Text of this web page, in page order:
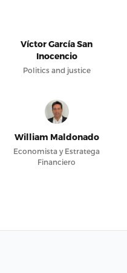
Víctor García San
Inocencio
Politics and justice
William Maldonado
Economista y Estratega
Financiero